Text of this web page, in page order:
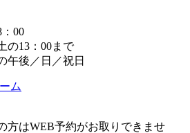
：00
の13：00まで
午後／日／祝日
ム
方はWEB予約がお取りできませ